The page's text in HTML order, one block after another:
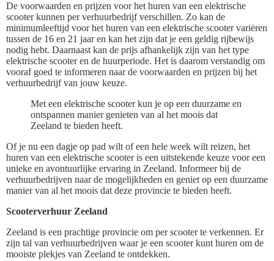
De voorwaarden en prijzen voor het huren van een elektrische
scooter kunnen per verhuurbedrijf verschillen. Zo kan de
minimumleeftijd voor het huren van een elektrische scooter variëren
tussen de 16 en 21 jaar en kan het zijn dat je een geldig rijbewijs
nodig hebt. Daarnaast kan de prijs afhankelijk zijn van het type
elektrische scooter en de huurperiode. Het is daarom verstandig om
vooraf goed te informeren naar de voorwaarden en prijzen bij het
verhuurbedrijf van jouw keuze.
Met een elektrische scooter kun je op een duurzame en
ontspannen manier genieten van al het moois dat
Zeeland te bieden heeft.
Of je nu een dagje op pad wilt of een hele week wilt reizen, het
huren van een elektrische scooter is een uitstekende keuze voor een
unieke en avontuurlijke ervaring in Zeeland. Informeer bij de
verhuurbedrijven naar de mogelijkheden en geniet op een duurzame
manier van al het moois dat deze provincie te bieden heeft.
Scooterverhuur Zeeland
Zeeland is een prachtige provincie om per scooter te verkennen. Er
zijn tal van verhuurbedrijven waar je een scooter kunt huren om de
mooiste plekjes van Zeeland te ontdekken.